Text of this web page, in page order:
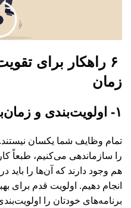
۶ راهکار برای
زمان
۱- اولویت‌بندی و زمان‌بندی کنید
تمام وظایف شما یکسان
را سازماندهی می‌کنیم، طبعاً
هم وجود دارند که آن‌ها را باید
انجام دهیم. اولویت قدم برای
برنامه‌های خودتان را